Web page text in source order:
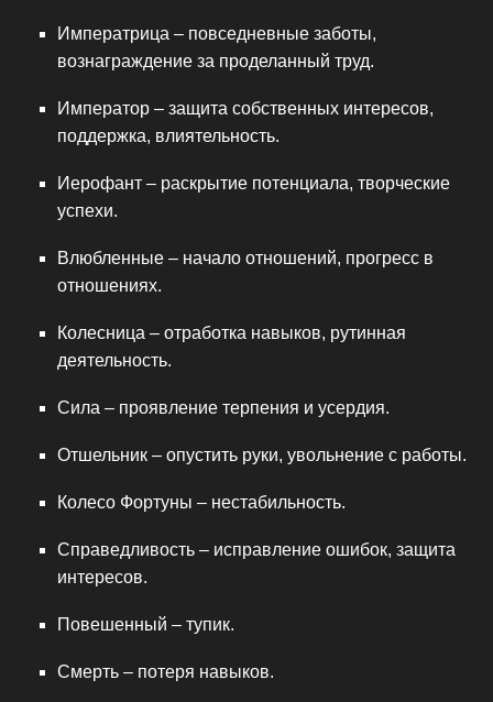
Императрица – повседневные заботы,
вознаграждение за проделанный труд.
Император – защита собственных интересов,
поддержка, влиятельность.
Иерофант – раскрытие потенциала, творческие
успехи.
Влюбленные – начало отношений, прогресс в
отношениях.
Колесница – отработка навыков, рутинная
деятельность.
Сила – проявление терпения и усердия.
Отшельник – опустить руки, увольнение с работы.
Колесо Фортуны – нестабильность.
Справедливость – исправление ошибок, защита
интересов.
Повешенный – тупик.
Смерть – потеря навыков.